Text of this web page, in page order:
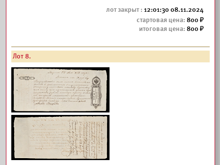
12:01:30 08.11.2024
800
800
Лот 8.